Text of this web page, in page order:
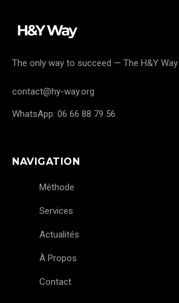
The only way to succeed — The H&Y Way
contact@hy-way.org
WhatsApp: 06 66 88 79 56
NAVIGATION
Méthode
Services
Actualités
À Propos
Contact